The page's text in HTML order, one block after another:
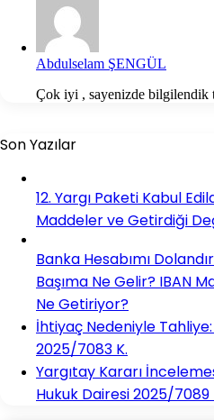
Abdulselam ŞENGÜL
Çok iyi , sayenizde bilgilendik
Son Yazılar
12. Yargı Paketi Kabul
Maddeler ve Getirdiği
Banka Hesabımı
Başıma Ne Gelir? IBAN
Ne Getiriyor?
İhtiyaç Nedeniyle
2025/7083 K.
Yargıtay Kararı
Hukuk Dairesi 2025/7089